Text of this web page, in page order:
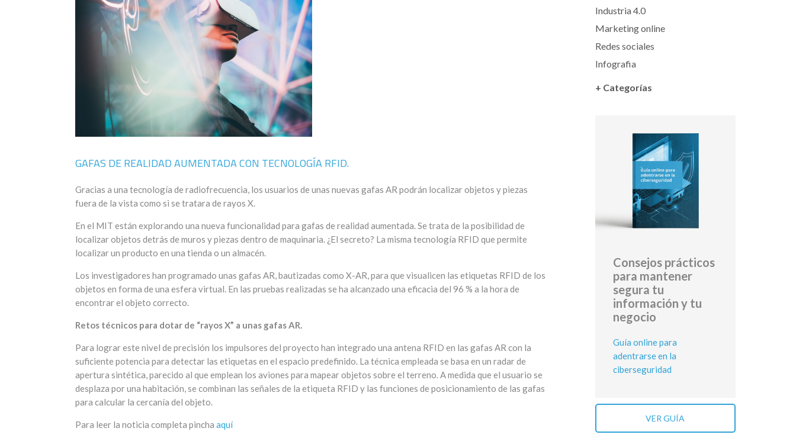
GAFAS DE REALIDAD AUMENTADA CON TECNOLOGÍA RFID.
Gracias a una tecnología de radiofrecuencia, los usuarios de unas nuevas gafas AR podrán localizar objetos y piezas
fuera de la vista como si se tratara de rayos X.
En el MIT están explorando una nueva funcionalidad para gafas de realidad aumentada. Se trata de la posibilidad de
localizar objetos detrás de muros y piezas dentro de maquinaria. ¿El secreto? La misma tecnología RFID que permite
localizar un producto en una tienda o un almacén.
Los investigadores han programado unas gafas AR, bautizadas como X-AR, para que visualicen las etiquetas RFID de los
objetos en forma de una esfera virtual. En las pruebas realizadas se ha alcanzado una eficacia del 96 % a la hora de
encontrar el objeto correcto.
Retos técnicos para dotar de “rayos X” a unas gafas AR.
Para lograr este nivel de precisión los impulsores del proyecto han integrado una antena RFID en las gafas AR con la
suficiente potencia para detectar las etiquetas en el espacio predefinido. La técnica empleada se basa en un radar de
apertura sintética, parecido al que emplean los aviones para mapear objetos sobre el terreno. A medida que el usuario se
desplaza por una habitación, se combinan las señales de la etiqueta RFID y las funciones de posicionamiento de las gafas
para calcular la cercanía del objeto.
Para leer la noticia completa pincha aquí
Industria 4.0
Marketing online
Redes sociales
Infografia
+ Categorías
Consejos prácticos
para mantener
segura tu
información y tu
negocio
Guía online para
adentrarse en la
ciberseguridad
VER GUÍA